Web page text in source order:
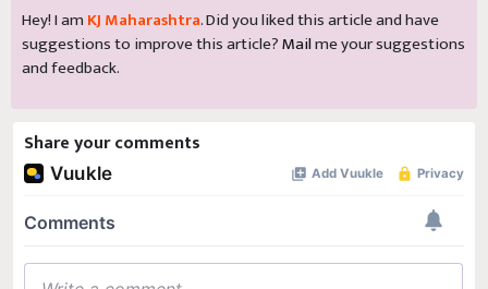
suggestions to improve this article?Mailme your suggestions
and feedback.